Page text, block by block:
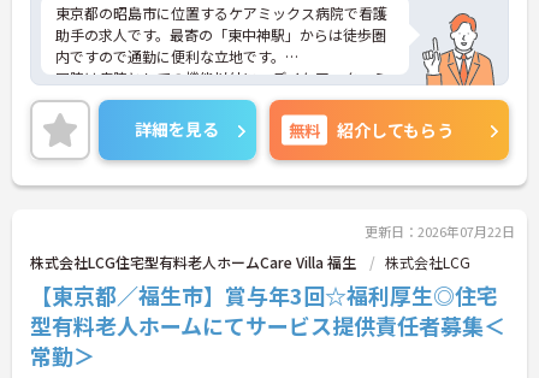
東京都の昭島市に位置するケアミックス病院で看護
助手の求人です。最寄の「東中神駅」からは徒歩圏
内ですので通勤に便利な立地です。
同院は病院としての機能以外に、デイケア・ターミ
ナルステーション・訪問看護と、在宅への支援を図
る部門を複数抱えています。未経験の方も就業いた
だけます。経験を積みスキルアップを目指される方
におススメです。
ご興味のある方は面接対策ポイントなどお話いたし
詳細を見る 無料 紹介してもらう
更新日：2026年07月22日
株式会社LCG住宅型有料老人ホームCare Villa 福生 株式会社LCG
【東京都／福生市】賞与年3回☆福利厚生◎住宅
型有料老人ホームにてサービス提供責任者募集＜
常勤＞